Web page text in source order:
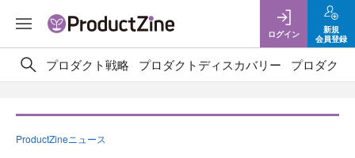
ログイン
新規
会員登録
プロダクト戦略 プロダクトディスカバリー プロダクト
ProductZineニュース